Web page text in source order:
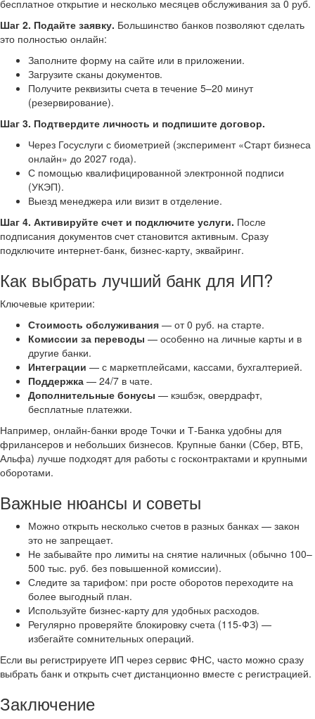
бесплатное открытие и несколько месяцев обслуживания за 0 руб.
Шаг 2. Подайте заявку. Большинство банков позволяют сделать
это полностью онлайн:
Заполните форму на сайте или в приложении.
Загрузите сканы документов.
Получите реквизиты счета в течение 5–20 минут
(резервирование).
Шаг 3. Подтвердите личность и подпишите договор.
Через Госуслуги с биометрией (эксперимент «Старт бизнеса
онлайн» до 2027 года).
С помощью квалифицированной электронной подписи
(УКЭП).
Выезд менеджера или визит в отделение.
Шаг 4. Активируйте счет и подключите услуги. После
подписания документов счет становится активным. Сразу
подключите интернет-банк, бизнес-карту, эквайринг.
Как выбрать лучший банк для ИП?
Ключевые критерии:
Стоимость обслуживания — от 0 руб. на старте.
Комиссии за переводы — особенно на личные карты и в
другие банки.
Интеграции — с маркетплейсами, кассами, бухгалтерией.
Поддержка — 24/7 в чате.
Дополнительные бонусы — кэшбэк, овердрафт,
бесплатные платежки.
Например, онлайн-банки вроде Точки и Т-Банка удобны для
фрилансеров и небольших бизнесов. Крупные банки (Сбер, ВТБ,
Альфа) лучше подходят для работы с госконтрактами и крупными
оборотами.
Важные нюансы и советы
Можно открыть несколько счетов в разных банках — закон
это не запрещает.
Не забывайте про лимиты на снятие наличных (обычно 100–
500 тыс. руб. без повышенной комиссии).
Следите за тарифом: при росте оборотов переходите на
более выгодный план.
Используйте бизнес-карту для удобных расходов.
Регулярно проверяйте блокировку счета (115-ФЗ) —
избегайте сомнительных операций.
Если вы регистрируете ИП через сервис ФНС, часто можно сразу
выбрать банк и открыть счет дистанционно вместе с регистрацией.
Заключение